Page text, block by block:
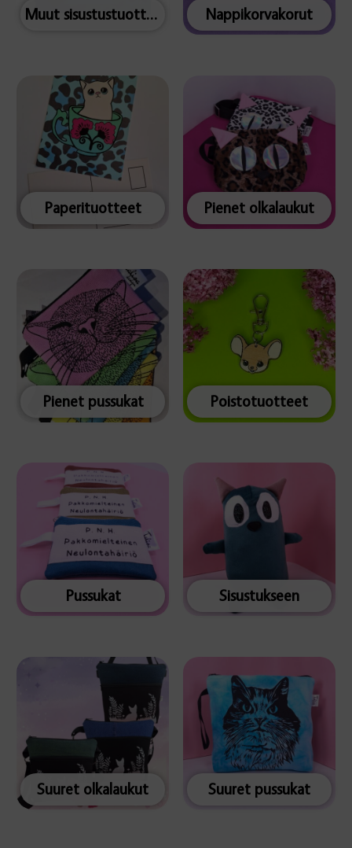
Muut sisustustuotteet Nappikorvakorut
Paperituotteet Pienet olkalaukut
Pienet pussukat Poistotuotteet
Pussukat Sisustukseen
Suuret olkalaukut Suuret pussukat